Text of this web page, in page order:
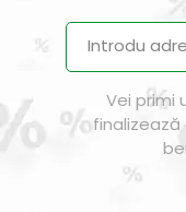
Vei primi